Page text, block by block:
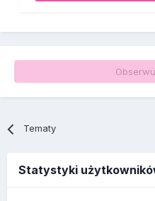
Tematy
Statystyki